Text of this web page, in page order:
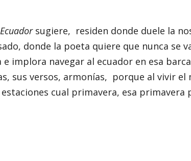
Ecuadorsugiere, residen donde duele la
donde la poeta quiere que nunca se
implora navegar al ecuador en esa
sus versos, armonías, porque al vivir el
cual primavera, esa primavera